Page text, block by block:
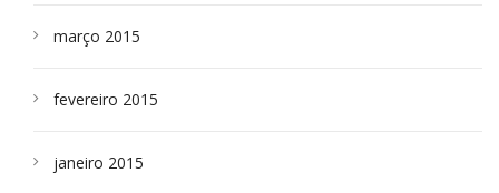
março 2015
fevereiro 2015
janeiro 2015